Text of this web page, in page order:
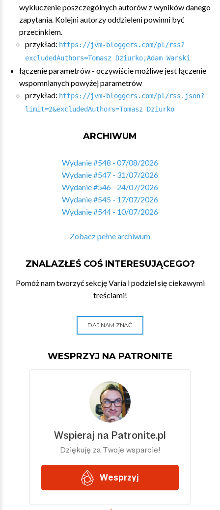
wykluczenie poszczególnych autorów z wyników danego
zapytania. Kolejni autorzy oddzieleni powinni być
przecinkiem.
przykład: https://jvm-bloggers.com/pl/rss?
excludedAuthors=Tomasz Dziurko,Adam Warski
łączenie parametrów - oczywiście możliwe jest łączenie
wspomnianych powyżej parametrów
przykład: https://jvm-bloggers.com/pl/rss.json?
limit=2&excludedAuthors=Tomasz Dziurko
ARCHIWUM
Wydanie #548 - 07/08/2026
Wydanie #547 - 31/07/2026
Wydanie #546 - 24/07/2026
Wydanie #545 - 17/07/2026
Wydanie #544 - 10/07/2026
Zobacz pełne archiwum
ZNALAZŁEŚ COŚ INTERESUJĄCEGO?
Pomóż nam tworzyć sekcję Varia i podziel się ciekawymi
treściami!
DAJ NAM ZNAĆ
WESPRZYJ NA PATRONITE